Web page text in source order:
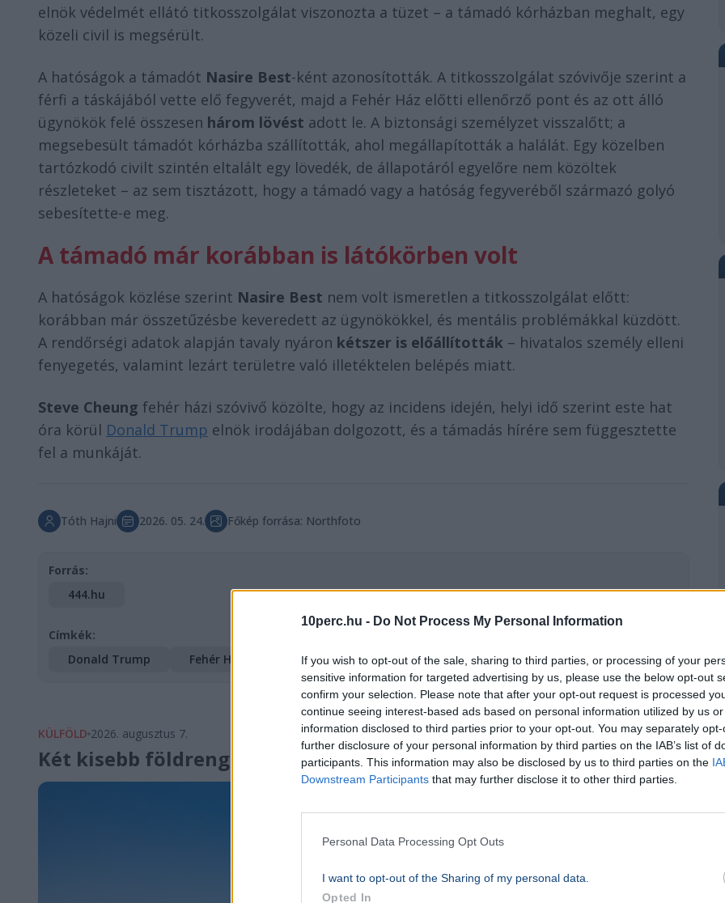
10perc.hu - Do Not Process My Personal Information
If you wish to opt-out of the sale, sharing to third parties, or processing of your
sensitive information for targeted advertising by us, please use the below opt-out
confirm your selection. Please note that after your opt-out request is processed
continue seeing interest-based ads based on personal information utilized by us
information disclosed to third parties prior to your opt-out. You may separately
further disclosure of your personal information by third parties on the IAB’s list of
participants. This information may also be disclosed by us to third parties on the
Downstream Participants that may further disclose it to other third parties.
Personal Data Processing Opt Outs
I want to opt-out of the Sharing of my personal data.
Opted In
elnök védelmét ellátó titkosszolgálat viszonozta a tüzet – a támadó kórházban meghalt, egy
közeli civil is megsérült.
A hatóságok a támadót Nasire Best-ként azonosították. A titkosszolgálat szóvivője szerint a
férfi a táskájából vette elő fegyverét, majd a Fehér Ház előtti ellenőrző pont és az ott álló
ügynökök felé összesen három lövést adott le. A biztonsági személyzet visszalőtt; a
megsebesült támadót kórházba szállították, ahol megállapították a halálát. Egy közelben
tartózkodó civilt szintén eltalált egy lövedék, de állapotáról egyelőre nem közöltek
részleteket – az sem tisztázott, hogy a támadó vagy a hatóság fegyveréből származó golyó
sebesítette-e meg.
A támadó már korábban is látókörben volt
A hatóságok közlése szerint Nasire Best nem volt ismeretlen a titkosszolgálat előtt:
korábban már összetűzésbe keveredett az ügynökökkel, és mentális problémákkal küzdött.
A rendőrségi adatok alapján tavaly nyáron kétszer is előállították – hivatalos személy elleni
fenyegetés, valamint lezárt területre való illetéktelen belépés miatt.
Steve Cheung fehér házi szóvivő közölte, hogy az incidens idején, helyi idő szerint este hat
óra körül Donald Trump elnök irodájában dolgozott, és a támadás hírére sem függesztette
fel a munkáját.
Tóth Hajni 2026. 05. 24. Főkép forrása: Northfoto
Forrás:
444.hu
Címkék:
Donald Trump
Fehér Ház
KÜLFÖLD 2026. augusztus 7.
Két kisebb földrengés rázta meg a horvát tengerpartot